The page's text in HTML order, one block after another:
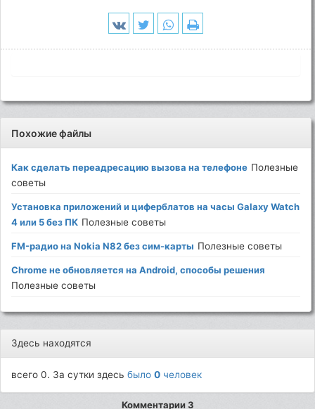
Похожие файлы
Как сделать переадресацию вызова на телефоне Полезные
советы
Установка приложений и циферблатов на часы Galaxy Watch
4 или 5 без ПК Полезные советы
FM-радио на Nokia N82 без сим-карты Полезные советы
Chrome не обновляется на Android, способы решения
Полезные советы
Здесь находятся
всего 0. За сутки здесьбыло0 человек
Комментарии 3